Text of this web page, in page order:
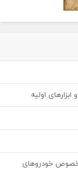
اولیه
خودروهای